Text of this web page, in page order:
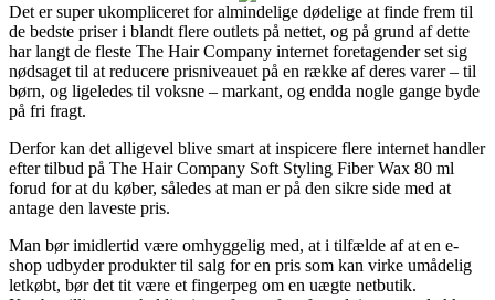
Det er super ukompliceret for almindelige dødelige at finde frem til
de bedste priser i blandt flere outlets på nettet, og på grund af dette
har langt de fleste The Hair Company internet foretagender set sig
nødsaget til at reducere prisniveauet på en række af deres varer – til
børn, og ligeledes til voksne – markant, og endda nogle gange byde
på fri fragt.
Derfor kan det alligevel blive smart at inspicere flere internet handler
efter tilbud på The Hair Company Soft Styling Fiber Wax 80 ml
forud for at du køber, således at man er på den sikre side med at
antage den laveste pris.
Man bør imidlertid være omhyggelig med, at i tilfælde af at en e-
shop udbyder produkter til salg for en pris som kan virke umådelig
letkøbt, bør det tit være et fingerpeg om en uægte netbutik.